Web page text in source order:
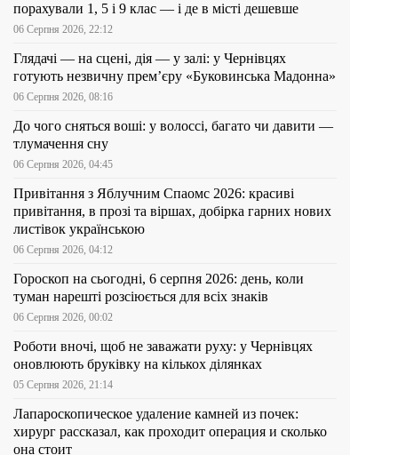
порахували 1, 5 і 9 клас — і де в місті дешевше
06 Серпня 2026, 22:12
Глядачі — на сцені, дія — у залі: у Чернівцях
готують незвичну прем’єру «Буковинська Мадонна»
06 Серпня 2026, 08:16
До чого сняться воші: у волоссі, багато чи давити —
тлумачення сну
06 Серпня 2026, 04:45
Привітання з Яблучним Спаомс 2026: красиві
привітання, в прозі та віршах, добірка гарних нових
листівок українською
06 Серпня 2026, 04:12
Гороскоп на сьогодні, 6 серпня 2026: день, коли
туман нарешті розсіюється для всіх знаків
06 Серпня 2026, 00:02
Роботи вночі, щоб не заважати руху: у Чернівцях
оновлюють бруківку на кількох ділянках
05 Серпня 2026, 21:14
Лапароскопическое удаление камней из почек:
хирург рассказал, как проходит операция и сколько
она стоит